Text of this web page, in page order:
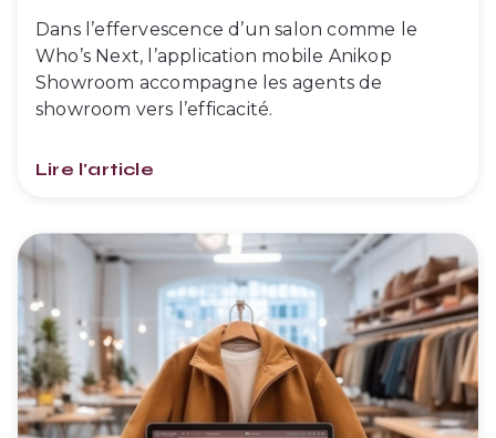
Dans l’effervescence d’un salon comme le
Who’s Next, l’application mobile Anikop
Showroom accompagne les agents de
showroom vers l’efficacité.
Lire l'article